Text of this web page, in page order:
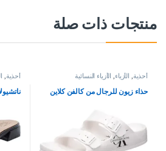
منتجات ذات صلة
أحذية الأزياء الأزياء النسائية
حذاء زيون للرجال من كالفن كلاين
أحذية